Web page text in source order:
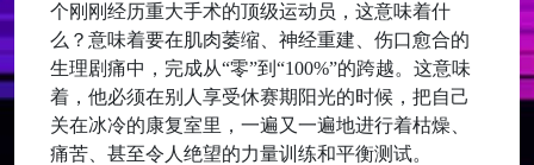
个刚刚经历重大手术的顶级运动员，这意味着什
么？意味着要在肌肉萎缩、神经重建、伤口愈合的
生理剧痛中，完成从“零”到“100%”的跨越。这意味
着，他必须在别人享受休赛期阳光的时候，把自己
关在冰冷的康复室里，一遍又一遍地进行着枯燥、
痛苦、甚至令人绝望的力量训练和平衡测试。